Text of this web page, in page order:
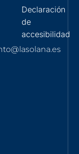
Declaración
de
accesibilidad